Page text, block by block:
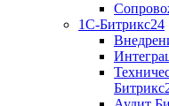
1С-Битрикс24